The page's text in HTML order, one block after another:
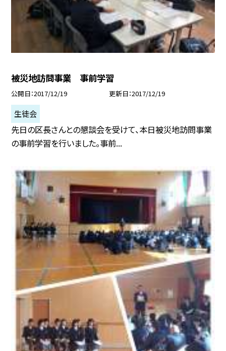
被災地訪問事業 事前学習
公開日 2017/12/19 更新日 2017/12/19
生徒会
先日の区長さんとの懇談会を受けて、本日被災地訪問事業
の事前学習を行いました。事前...